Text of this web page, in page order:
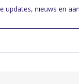
updates, nieuws en